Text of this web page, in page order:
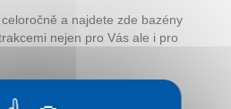
a najdete zde bazény
nejen pro Vás ale i pro